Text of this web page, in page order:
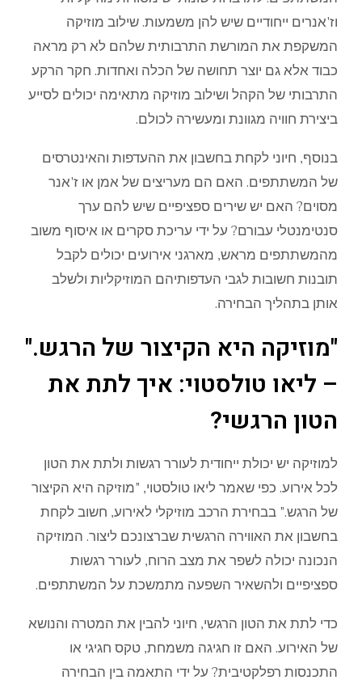
וז'אנרים ייחודיים שיש להן משמעות. שילוב מוזיקה
המשקפת את המורשת התרבותית שלהם לא רק מראה
כבוד אלא גם יוצר תחושה של הכלה ואחדות. חקר הרקע
התרבותי של הקהל ושילוב מוזיקה מתאימה יכולים לסייע
ביצירת חוויה מגוונת ומעשירה לכולם.
בנוסף, חיוני לקחת בחשבון את ההעדפות והאינטרסים
של המשתתפים. האם הם מעריצים של אמן או ז'אנר
מסוים? האם יש שירים ספציפיים שיש להם ערך
סנטימנטלי עבורם? על ידי עריכת סקרים או איסוף משוב
מהמשתתפים מראש, מארגני אירועים יכולים לקבל
תובנות חשובות לגבי העדפותיהם המוזיקליות ולשלב
אותן בתהליך הבחירה.
"מוזיקה היא הקיצור של הרגש."
– ליאו טולסטוי: איך לתת את
הטון הרגשי?
למוזיקה יש יכולת ייחודית לעורר רגשות ולתת את הטון
לכל אירוע. כפי שאמר ליאו טולסטוי, "מוזיקה היא הקיצור
של הרגש." בבחירת הרכב מוזיקלי לאירוע, חשוב לקחת
בחשבון את האווירה הרגשית שברצונכם ליצור. המוזיקה
הנכונה יכולה לשפר את מצב הרוח, לעורר רגשות
ספציפיים ולהשאיר השפעה מתמשכת על המשתתפים.
כדי לתת את הטון הרגשי, חיוני להבין את המטרה והנושא
של האירוע. האם זו חגיגה משמחת, טקס חגיגי או
התכנסות רפלקטיבית? על ידי התאמה בין הבחירה